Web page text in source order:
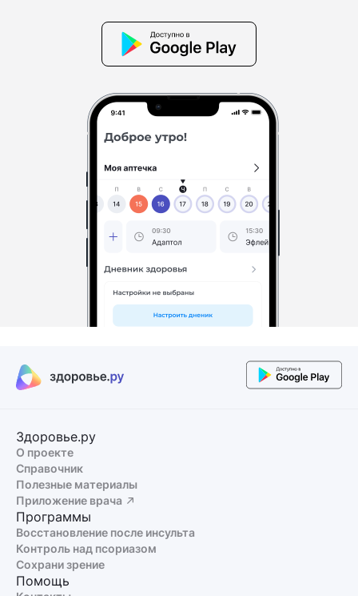
Здоровье.ру
О проекте
Справочник
Полезные материалы
Приложение врача
Программы
Восстановление после инсульта
Контроль над псориазом
Сохрани зрение
Помощь